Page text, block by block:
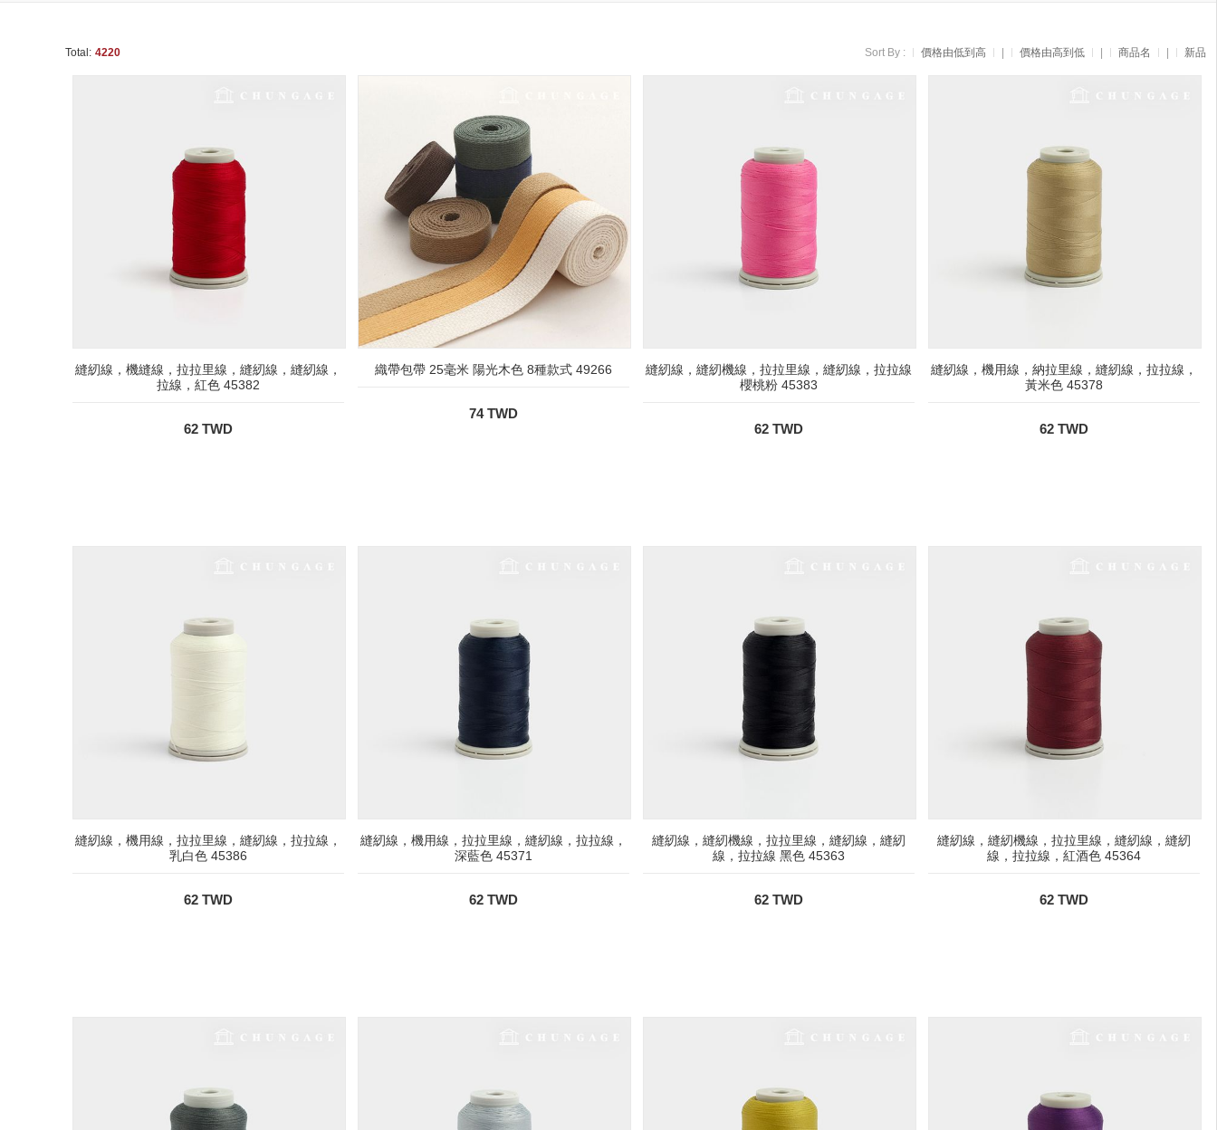
Total: 4220 Sort By : 價格由低到高 價格由高到低 商品名 新品
縫紉線，機縫線，拉拉里線，縫紉線，縫紉線，
拉線，紅色 45382
62 TWD
織帶包帶 25毫米 陽光木色 8種款式 49266
74 TWD
縫紉線，縫紉機線，拉拉里線，縫紉線，拉拉線
櫻桃粉 45383
62 TWD
縫紉線，機用線，納拉里線，縫紉線，拉拉線，
黃米色 45378
62 TWD
縫紉線，機用線，拉拉里線，縫紉線，拉拉線，
乳白色 45386
62 TWD
縫紉線，機用線，拉拉里線，縫紉線，拉拉線，
深藍色 45371
62 TWD
縫紉線，縫紉機線，拉拉里線，縫紉線，縫紉
線，拉拉線 黑色 45363
62 TWD
縫紉線，縫紉機線，拉拉里線，縫紉線，縫紉
線，拉拉線，紅酒色 45364
62 TWD